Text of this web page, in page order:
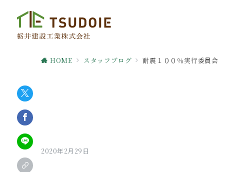
HOME スタッフブログ 耐震１００％実行委員会
2020年2月29日